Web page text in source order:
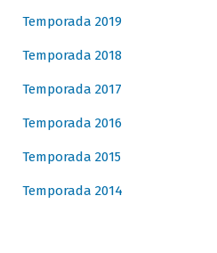
Temporada 2019
Temporada 2018
Temporada 2017
Temporada 2016
Temporada 2015
Temporada 2014